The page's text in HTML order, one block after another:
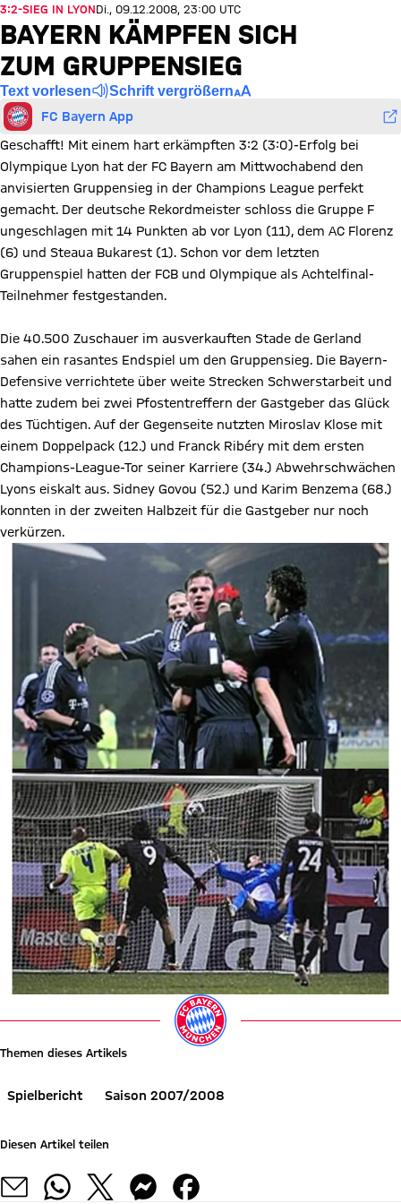
3:2-SIEG IN LYONDi., 09.12.2008, 23:00 UTC
BAYERN KÄMPFEN SICH
ZUM GRUPPENSIEG
Text vorlesen Schrift vergrößern
FC Bayern App
Geschafft! Mit einem hart erkämpften 3:2 (3:0)-Erfolg bei
Olympique Lyon hat der FC Bayern am Mittwochabend den
anvisierten Gruppensieg in der Champions League perfekt
gemacht. Der deutsche Rekordmeister schloss die Gruppe F
ungeschlagen mit 14 Punkten ab vor Lyon (11), dem AC Florenz
(6) und Steaua Bukarest (1). Schon vor dem letzten
Gruppenspiel hatten der FCB und Olympique als Achtelfinal-
Teilnehmer festgestanden.
Die 40.500 Zuschauer im ausverkauften Stade de Gerland
sahen ein rasantes Endspiel um den Gruppensieg. Die Bayern-
Defensive verrichtete über weite Strecken Schwerstarbeit und
hatte zudem bei zwei Pfostentreffern der Gastgeber das Glück
des Tüchtigen. Auf der Gegenseite nutzten Miroslav Klose mit
einem Doppelpack (12.) und Franck Ribéry mit dem ersten
Champions-League-Tor seiner Karriere (34.) Abwehrschwächen
Lyons eiskalt aus. Sidney Govou (52.) und Karim Benzema (68.)
konnten in der zweiten Halbzeit für die Gastgeber nur noch
verkürzen.
Themen dieses Artikels
Spielbericht Saison 2007/2008
Diesen Artikel teilen